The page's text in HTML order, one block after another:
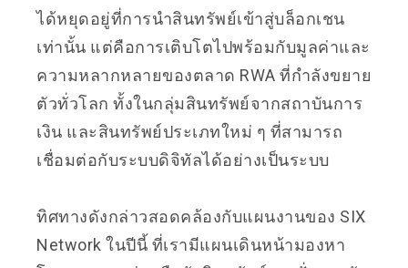
ได้หยุดอยู่ที่การนำสินทรัพย์เข้าสู่บล็อกเชน
เท่านั้น แต่คือการเติบโตไปพร้อมกับมูลค่าและ
ความหลากหลายของตลาด RWA ที่กำลังขยาย
ตัวทั่วโลก ทั้งในกลุ่มสินทรัพย์จากสถาบันการ
เงิน และสินทรัพย์ประเภทใหม่ ๆ ที่สามารถ
เชื่อมต่อกับระบบดิจิทัลได้อย่างเป็นระบบ
ทิศทางดังกล่าวสอดคล้องกับแผนงานของ SIX
Network ในปีนี้ ที่เรามีแผนเดินหน้ามองหา